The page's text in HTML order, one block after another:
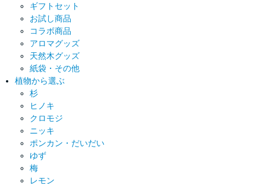
ギフトセット
お試し商品
コラボ商品
アロマグッズ
天然木グッズ
紙袋・その他
植物から選ぶ
杉
ヒノキ
クロモジ
ニッキ
ポンカン・だいだい
ゆず
梅
レモン